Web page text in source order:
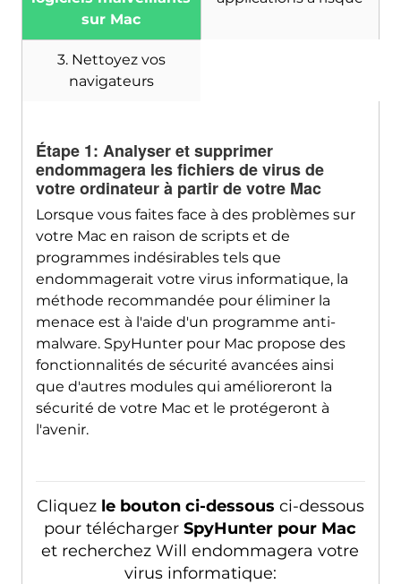
sur Mac
3. Nettoyez vos
navigateurs
Étape 1: Analyser et supprimer
endommagera les fichiers de virus de
votre ordinateur à partir de votre Mac
Lorsque vous faites face à des problèmes sur
votre Mac en raison de scripts et de
programmes indésirables tels que
endommagerait votre virus informatique, la
méthode recommandée pour éliminer la
menace est à l'aide d'un programme anti-
malware. SpyHunter pour Mac propose des
fonctionnalités de sécurité avancées ainsi
que d'autres modules qui amélioreront la
sécurité de votre Mac et le protégeront à
l'avenir.
Cliquez le bouton ci-dessous ci-dessous
pour téléchargerSpyHunter pour Mac
et recherchez Will endommagera votre
virus informatique:
Télécharger
SpyHunter pour Mac